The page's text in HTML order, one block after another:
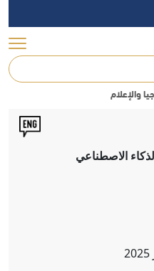
والإعلام
الاصطناعي
2025